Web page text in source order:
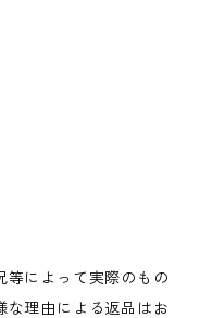
によって実際のもの
な理由による返品はお